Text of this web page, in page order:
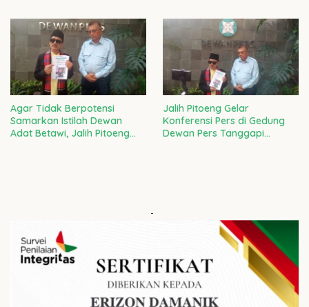
PENJAJAHAN GAYA BARU
Agar Tidak Berpotensi
Samarkan Istilah Dewan
Adat Betawi, Jalih Pitoeng
Jalih Pitoeng Gelar
Konferensi Pers di Gedung
Dewan Pers Tanggapi
-